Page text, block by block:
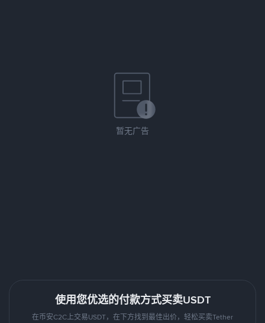
暂无广告
使用您优选的付款方式买卖USDT
在币安C2C上交易USDT，在下方找到最佳出价，轻松买卖Tether